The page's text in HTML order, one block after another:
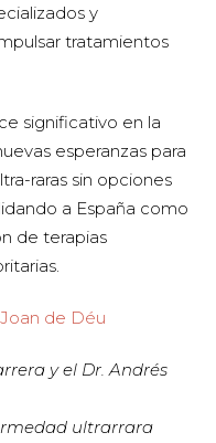
y
tratamientos
significativo en la
esperanzas para
raras sin opciones
a España como
de terapias
de Déu
y el Dr. Andrés
ultrarrara